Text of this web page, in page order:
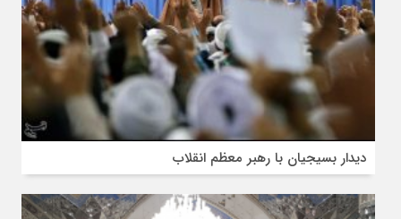
دیدار بسیجیان با رهبر معظم انقلاب